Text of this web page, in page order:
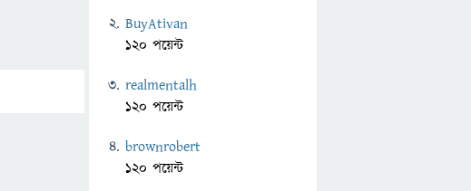
BuyAtivan
120 পয়েন্ট
realmentalh
120 পয়েন্ট
brownrobert
120 পয়েন্ট